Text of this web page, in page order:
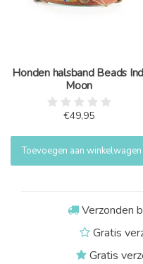
Honden halsband Beads
Moon
€49,95
Toevoegen aan winkelwagen
Verzonden
Gratis
Gratis